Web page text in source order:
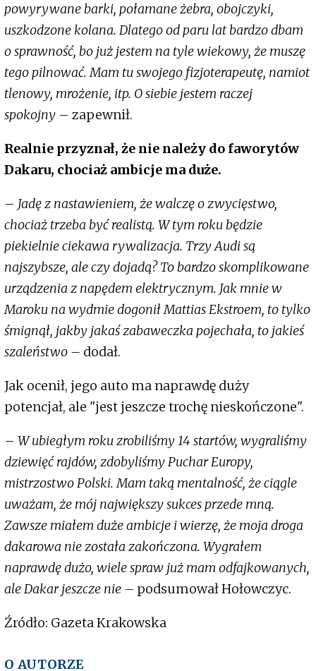
powyrywane barki, połamane żebra, obojczyki,
uszkodzone kolana. Dlatego od paru lat bardzo dbam
o sprawność, bo już jestem na tyle wiekowy, że muszę
tego pilnować. Mam tu swojego fizjoterapeutę, namiot
tlenowy, mrożenie, itp. O siebie jestem raczej
spokojny – zapewnił.
Realnie przyznał, że nie należy do faworytów
Dakaru, chociaż ambicje ma duże.
– Jadę z nastawieniem, że walczę o zwycięstwo,
chociaż trzeba być realistą. W tym roku będzie
piekielnie ciekawa rywalizacja. Trzy Audi są
najszybsze, ale czy dojadą? To bardzo skomplikowane
urządzenia z napędem elektrycznym. Jak mnie w
Maroku na wydmie dogonił Mattias Ekstroem, to tylko
śmignął, jakby jakaś zabaweczka pojechała, to jakieś
szaleństwo – dodał.
Jak ocenił, jego auto ma naprawdę duży
potencjał, ale "jest jeszcze trochę nieskończone".
– W ubiegłym roku zrobiliśmy 14 startów, wygraliśmy
dziewięć rajdów, zdobyliśmy Puchar Europy,
mistrzostwo Polski. Mam taką mentalność, że ciągle
uważam, że mój największy sukces przede mną.
Zawsze miałem duże ambicje i wierzę, że moja droga
dakarowa nie została zakończona. Wygrałem
naprawdę dużo, wiele spraw już mam odfajkowanych,
ale Dakar jeszcze nie – podsumował Hołowczyc.
Źródło: Gazeta Krakowska
O AUTORZE